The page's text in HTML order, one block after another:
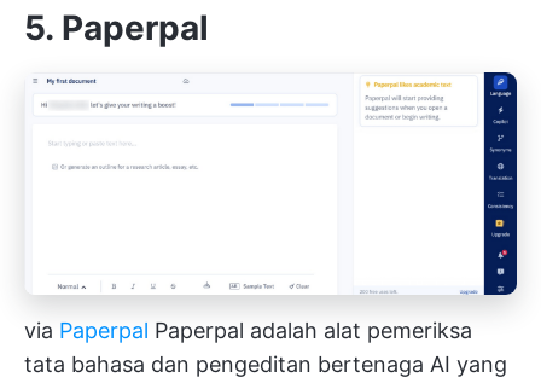
5. Paperpal
via Paperpal Paperpal adalah alat pemeriksa
tata bahasa dan pengeditan bertenaga AI yang